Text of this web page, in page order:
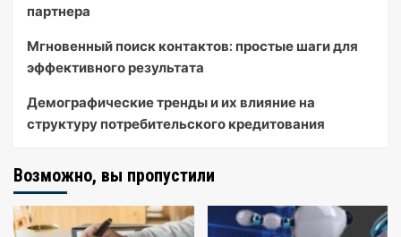
партнера
Мгновенный поиск контактов: простые шаги для
эффективного результата
Демографические тренды и их влияние на
структуру потребительского кредитования
Возможно, вы пропустили